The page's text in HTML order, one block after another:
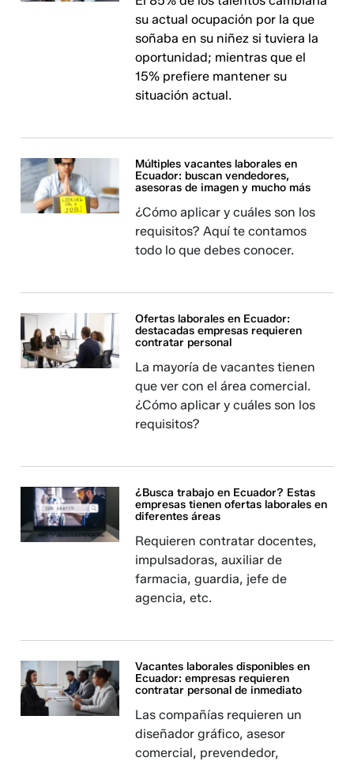
su actual ocupación por la que
soñaba en su niñez si tuviera la
oportunidad; mientras que el
15% prefiere mantener su
situación actual.
Múltiples vacantes laborales en
Ecuador: buscan vendedores,
asesoras de imagen y mucho más
¿Cómo aplicar y cuáles son los
requisitos? Aquí te contamos
todo lo que debes conocer.
Ofertas laborales en Ecuador:
destacadas empresas requieren
contratar personal
La mayoría de vacantes tienen
que ver con el área comercial.
¿Cómo aplicar y cuáles son los
requisitos?
¿Busca trabajo en Ecuador? Estas
empresas tienen ofertas laborales en
diferentes áreas
Requieren contratar docentes,
impulsadoras, auxiliar de
farmacia, guardia, jefe de
agencia, etc.
Vacantes laborales disponibles en
Ecuador: empresas requieren
contratar personal de inmediato
Las compañías requieren un
diseñador gráfico, asesor
comercial, prevendedor,